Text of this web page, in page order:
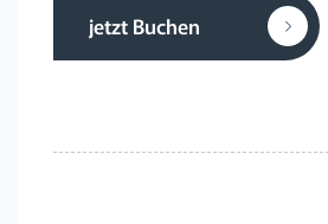
jetzt Buchen